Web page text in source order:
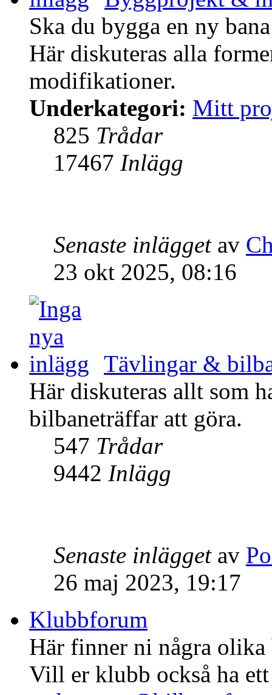
Ska du bygga en ny
Här diskuteras alla
modifikationer.
Underkategori: Mitt
825 Trådar
17467 Inlägg
Senaste inläggetav
23 okt 2025, 08:16
Tävlingar &
Här diskuteras allt som
bilbaneträffar att göra.
547 Trådar
9442 Inlägg
Senaste inläggetav
26 maj 2023, 19:17
Klubbforum
Här finner ni några
Vill er klubb också ha